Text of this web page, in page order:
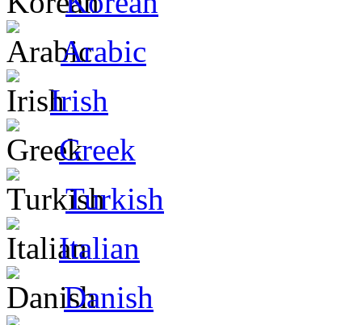
Arabic
Irish
Greek
Turkish
Italian
Danish